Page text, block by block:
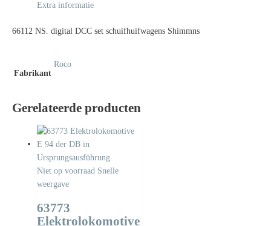
Extra informatie
66112 NS. digital DCC set schuifhuifwagens Shimmns
Fabrikant
Roco
Gerelateerde producten
Niet op voorraad Snelle
weergave
63773
Elektrolokomotive